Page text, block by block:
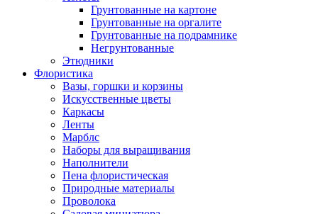
Грунтованные на картоне
Грунтованные на оргалите
Грунтованные на подрамнике
Негрунтованные
Этюдники
Флористика
Вазы, горшки и корзины
Искусственные цветы
Каркасы
Ленты
Марблс
Наборы для выращивания
Наполнители
Пена флористическая
Природные материалы
Проволока